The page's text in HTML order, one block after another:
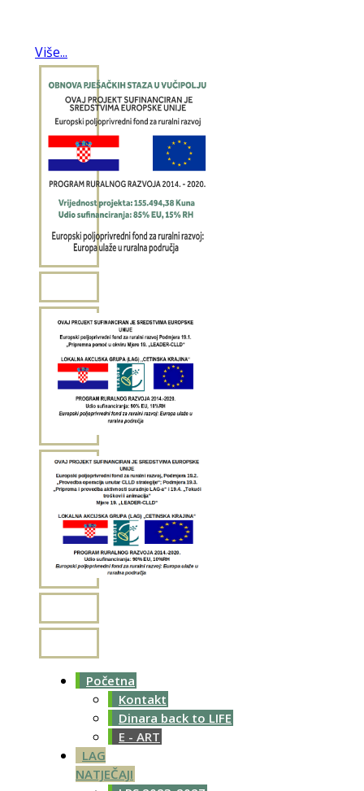
Više...
Početna
Kontakt
Dinara back to LIFE
E - ART
LAG
NATJEČAJI